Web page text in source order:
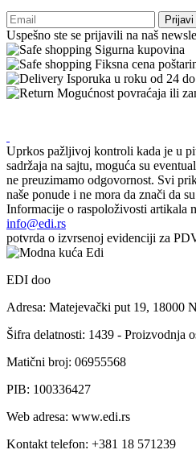
Uspešno ste se prijavili na naš
Sigurna kupovina
Fiksna cena
Isporuka u roku od 24
Mogućnost povraćaja ili
Uprkos pažljivoj kontroli kada je u
sadržaja na sajtu, moguća su
ne preuzimamo odgovornost. Svi
naše ponude i ne mora da znači da
Informacije o raspoloživosti artikala
info@edi.rs
potvrda o izvrsenoj evidenciji za
EDI doo
Adresa: Matejevački put 19, 18000
Šifra delatnosti: 1439 - Proizvodnja
Matični broj: 06955568
PIB: 100336427
Web adresa: www.edi.rs
Kontakt telefon: +381 18 571239